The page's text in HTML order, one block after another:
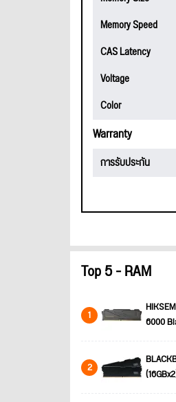
Memory Speed
CAS Latency
Voltage
Color
Warranty
การรับประกัน
Top 5 - RAM
1
6000
2